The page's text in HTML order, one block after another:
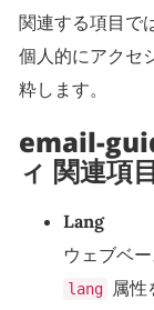
関連する項目で
個人的にアクセ
粋します。
email-
ィ 関連項
Lang
ウェブベ
lang
属性